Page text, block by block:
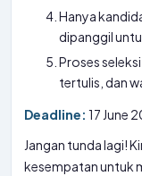
Hanya
dipanggil
Proses
tertulis, dan
Deadline: 17 June
Jangan tunda lagi!
kesempatan untuk